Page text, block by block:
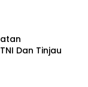
Dan Tinjau